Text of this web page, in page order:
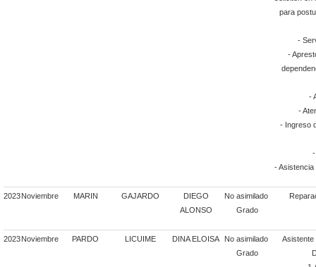
para
-
-
-
-
- Ingreso
-
2023Noviembre MARIN GAJARDO
DIEGO
ALONSO
No asimilado
Grado
2023Noviembre PARDO LICUIME DINA ELOISA
No asimilado
Grado
Asistente